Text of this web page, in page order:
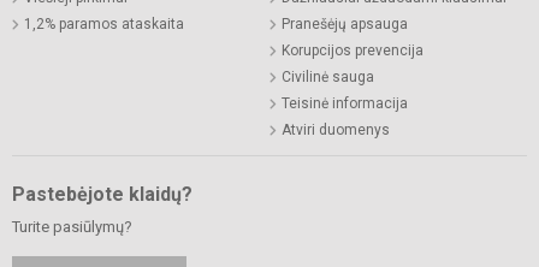
1,2% paramos ataskaita
Pranešėjų apsauga
Korupcijos prevencija
Civilinė sauga
Teisinė informacija
Atviri duomenys
Pastebėjote klaidų?
Turite pasiūlymų?